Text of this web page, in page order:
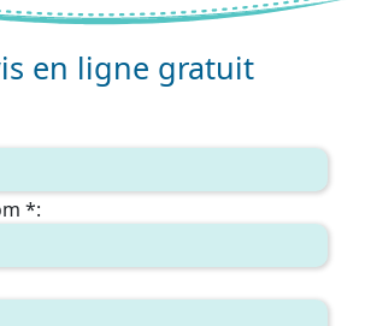
en ligne gratuit
*: